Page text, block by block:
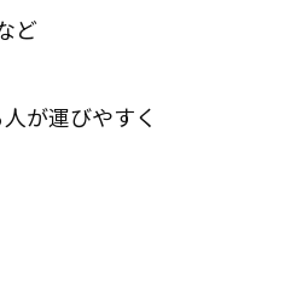
ど
が運びやすく